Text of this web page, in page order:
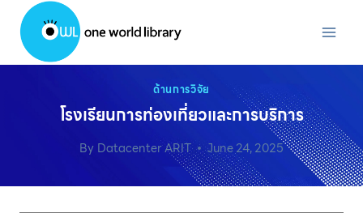
Skip
content
ด้านการวิจัย
โรงเรียนการท่องเที่ยวและการบริการ
By Datacenter ARIT June 24, 2025